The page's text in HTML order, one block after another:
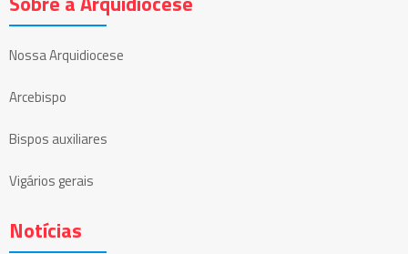
Nossa Arquidiocese
Arcebispo
Bispos auxiliares
Vigários gerais
Notícias